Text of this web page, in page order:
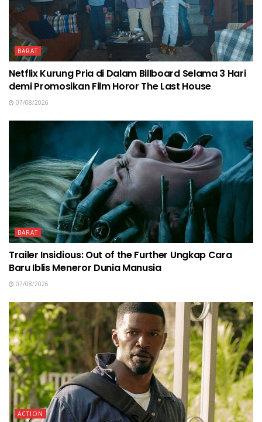
BARAT
Netflix Kurung Pria di Dalam Billboard Selama 3 Hari
demi Promosikan Film Horor The Last House
07/08/2026
BARAT
Trailer Insidious: Out of the Further Ungkap Cara
Baru Iblis Meneror Dunia Manusia
07/08/2026
ACTION